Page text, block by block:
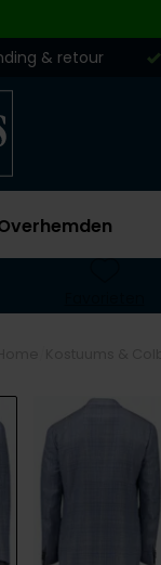
& retour